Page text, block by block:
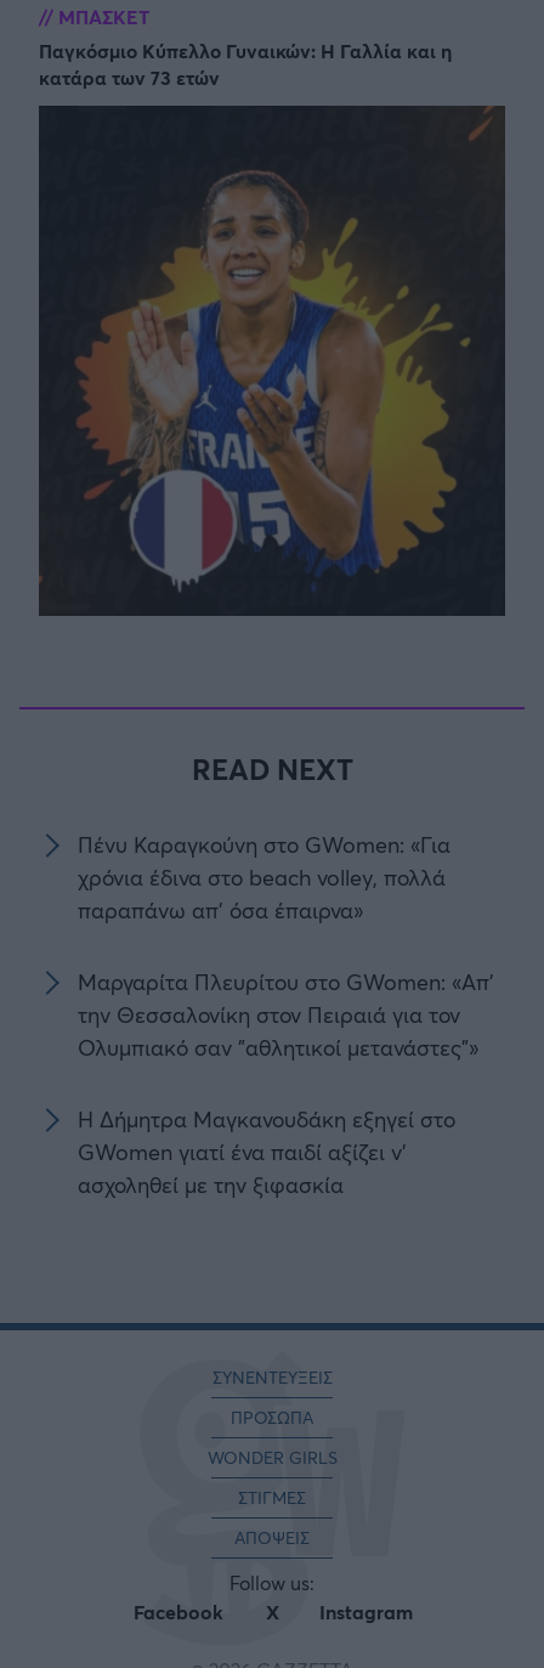
ΜΠΑΣΚΕΤ
Παγκόσμιο Κύπελλο Γυναικών: Η Γαλλία και η
κατάρα των 73 ετών
READ NEXT
Πένυ Καραγκούνη στο GWomen: «Για
χρόνια έδινα στο beach volley, πολλά
παραπάνω απ' όσα έπαιρνα»
Μαργαρίτα Πλευρίτου στο GWomen: «Απ'
την Θεσσαλονίκη στον Πειραιά για τον
Ολυμπιακό σαν "αθλητικοί μετανάστες"»
Η Δήμητρα Μαγκανουδάκη εξηγεί στο
GWomen γιατί ένα παιδί αξίζει ν'
ασχοληθεί με την ξιφασκία
ΣΥΝΕΝΤΕΥΞΕΙΣ
ΠΡΟΣΩΠΑ
WONDER GIRLS
ΣΤΙΓΜΕΣ
ΑΠΟΨΕΙΣ
Follow us:
Facebook
X Instagram